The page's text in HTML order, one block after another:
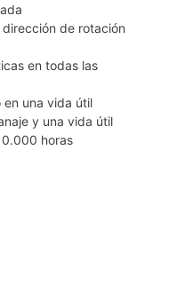
de rotación
en todas las
en una vida útil
y una vida útil
horas